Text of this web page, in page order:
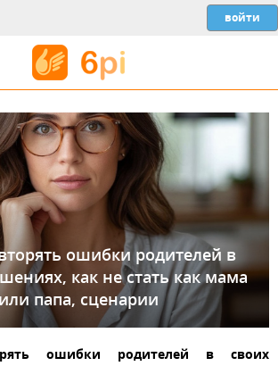
ошибки родителей в
как не стать как мама
или папа, сценарии
ошибки родителей в своих